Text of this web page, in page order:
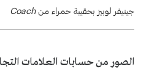
جينيفر لوبيز بحقيبة حمراء منCoach
الصور من حسابات العلامات